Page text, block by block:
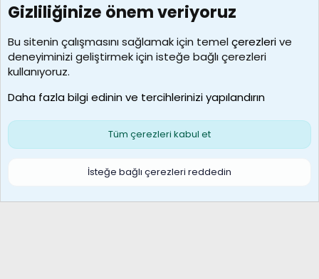
7388
Kullanıcılar
borabekirogluu
Son üye
Çerezler
S
Gizliliğinize önem veriyoruz
Bu sitenin çalışmasını sağlamak için temelçerezlerive
deneyiminizi geliştirmek için isteğe bağlı çerezleri
kullanıyoruz.
Daha fazla bilgi edinin ve tercihlerinizi yapılandırın
Tüm çerezleri kabul et
İsteğe bağlı çerezleri reddedin